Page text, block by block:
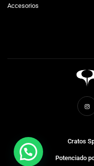
Accesorios
Cratos
Potenciado